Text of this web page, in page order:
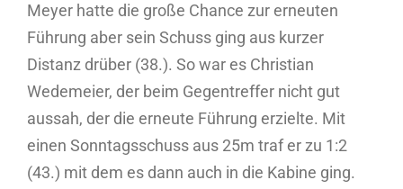
Meyer hatte die große Chance zur erneuten
Führung aber sein Schuss ging aus kurzer
Distanz drüber (38.). So war es Christian
Wedemeier, der beim Gegentreffer nicht gut
aussah, der die erneute Führung erzielte. Mit
einen Sonntagsschuss aus 25m traf er zu 1:2
(43.) mit dem es dann auch in die Kabine ging.